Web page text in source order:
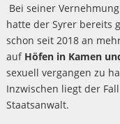
Bei seiner
hatte der Syrer bereits
schon seit 2018 an
auf Höfen in Kamen
sexuell vergangen zu
Inzwischen liegt der
Staatsanwalt.